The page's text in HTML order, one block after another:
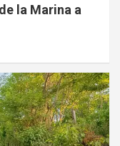
la Marina a